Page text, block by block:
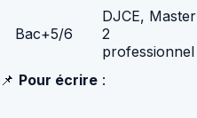
Bac+5/6
DJCE, Master
2
professionnel
📌 Pour écrire :